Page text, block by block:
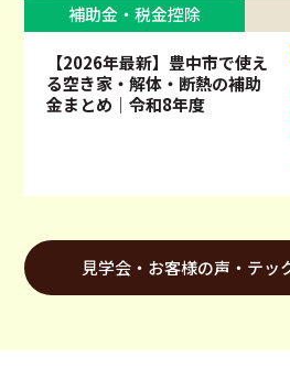
補助金・税金控除
【2026年最新】豊中市で使え
る空き家・解体・断熱の補助
金まとめ｜令和8年度
見学会・お客様の声・テッ